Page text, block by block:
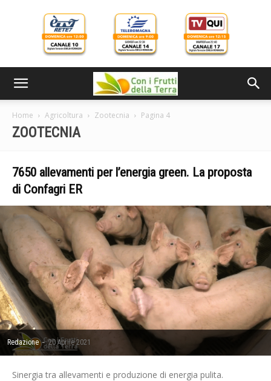
Home Agricoltura Zootecnia Pagina 4
ZOOTECNIA
7650 allevamenti per l’energia green. La proposta
di Confagri ER
Redazione - 20 Aprile 2021
Sinergia tra allevamenti e produzione di energia pulita.